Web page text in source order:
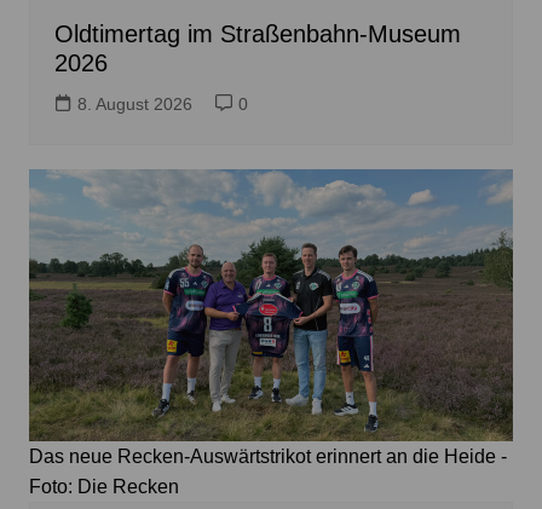
Oldtimertag im Straßenbahn-Museum
2026
8. August 2026 0
Das neue Recken-Auswärtstrikot erinnert an die Heide -
Foto: Die Recken